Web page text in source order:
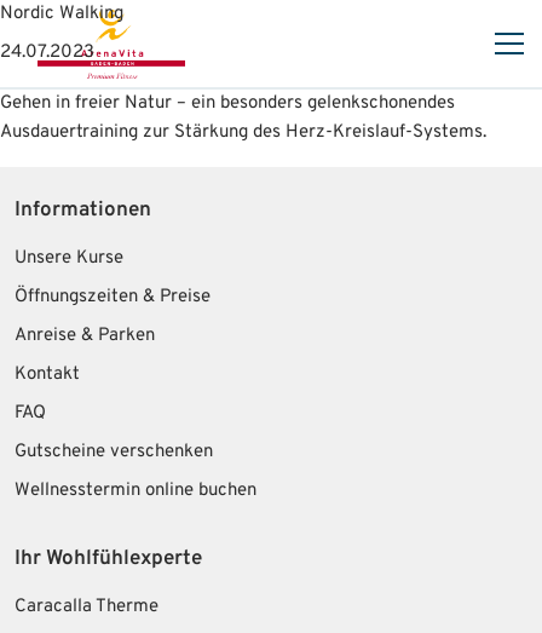
Nordic Walking
24.07.2023
Gehen in freier Natur – ein besonders gelenkschonendes
Ausdauertraining zur Stärkung des Herz-Kreislauf-Systems.
Informationen
Unsere Kurse
Öffnungszeiten & Preise
Anreise & Parken
Kontakt
FAQ
Gutscheine verschenken
Wellnesstermin online buchen
Ihr Wohlfühlexperte
Caracalla Therme